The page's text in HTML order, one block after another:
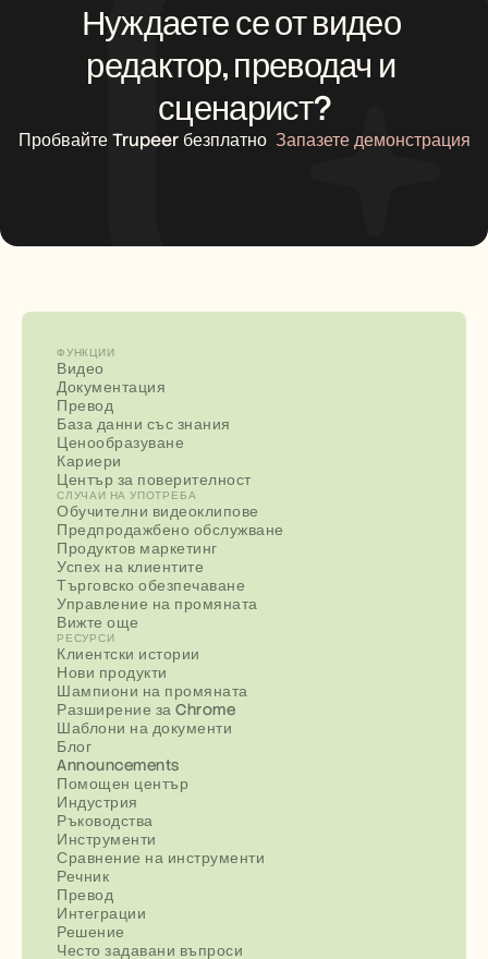
Нуждаете се от видео
редактор, преводач и
сценарист?
Пробвайте Trupeer безплатно Запазете демонстрация
ФУНКЦИИ
Видео
Документация
Превод
База данни със знания
Ценообразуване
Кариери
Център за поверителност
СЛУЧАИ НА УПОТРЕБА
Обучителни видеоклипове
Предпродажбено обслужване
Продуктов маркетинг
Успех на клиентите
Търговско обезпечаване
Управление на промяната
Вижте още
РЕСУРСИ
Клиентски истории
Нови продукти
Шампиони на промяната
Разширение за Chrome
Шаблони на документи
Блог
Announcements
Помощен център
Индустрия
Ръководства
Инструменти
Сравнение на инструменти
Речник
Превод
Интеграции
Решение
Често задавани въпроси